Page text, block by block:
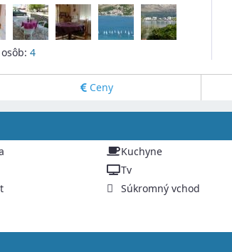
4
Ceny
Kuchyne
Tv
Súkromný vchod